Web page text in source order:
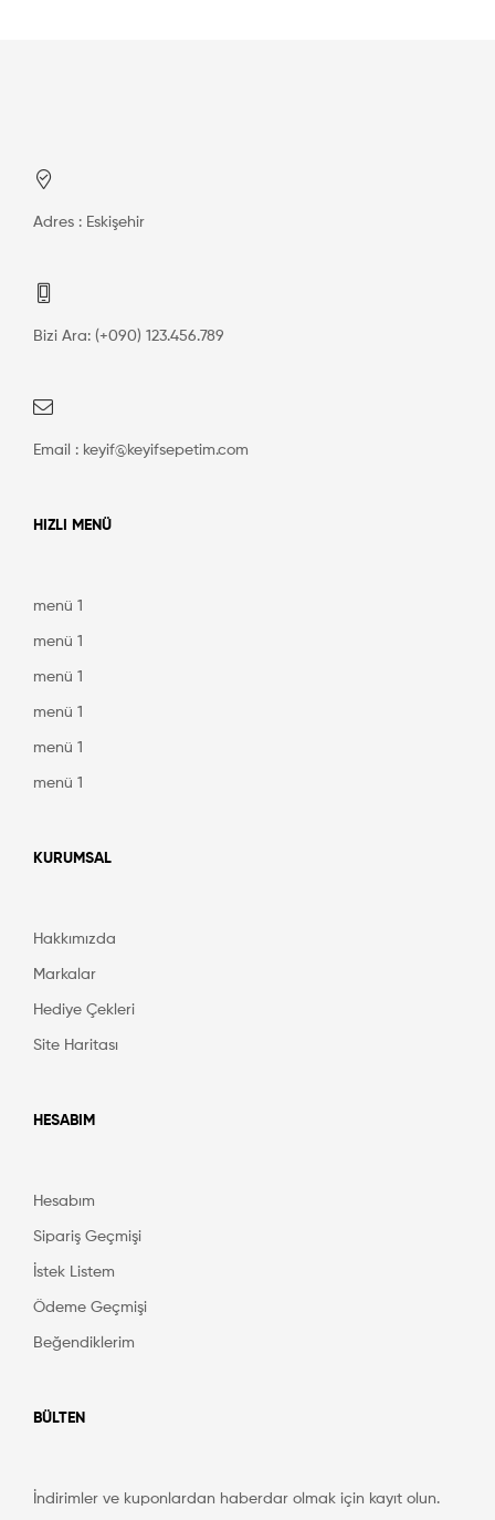
Adres : Eskişehir
Bizi Ara: (+090) 123.456.789
Email : keyif@keyifsepetim.com
HIZLI MENÜ
menü 1
menü 1
menü 1
menü 1
menü 1
menü 1
KURUMSAL
Hakkımızda
Markalar
Hediye Çekleri
Site Haritası
HESABIM
Hesabım
Sipariş Geçmişi
İstek Listem
Ödeme Geçmişi
Beğendiklerim
BÜLTEN
İndirimler ve kuponlardan haberdar olmak için kayıt olun.